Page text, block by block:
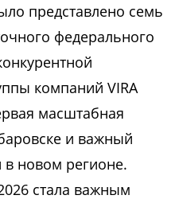
представлено семь
федерального
компаний VIRA
масштабная
и важный
в новом регионе.
стала важным